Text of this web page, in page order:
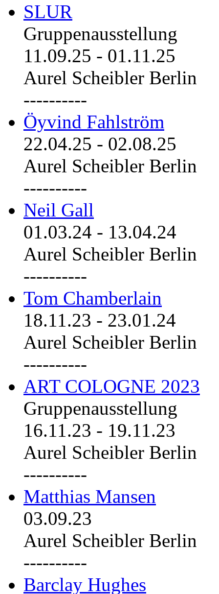
SLUR
Gruppenausstellung
11.09.25 - 01.11.25
Aurel Scheibler Berlin
----------
Öyvind Fahlström
22.04.25 - 02.08.25
Aurel Scheibler Berlin
----------
Neil Gall
01.03.24 - 13.04.24
Aurel Scheibler Berlin
----------
Tom Chamberlain
18.11.23 - 23.01.24
Aurel Scheibler Berlin
----------
ART COLOGNE 2023
Gruppenausstellung
16.11.23 - 19.11.23
Aurel Scheibler Berlin
----------
Matthias Mansen
03.09.23
Aurel Scheibler Berlin
----------
Barclay Hughes